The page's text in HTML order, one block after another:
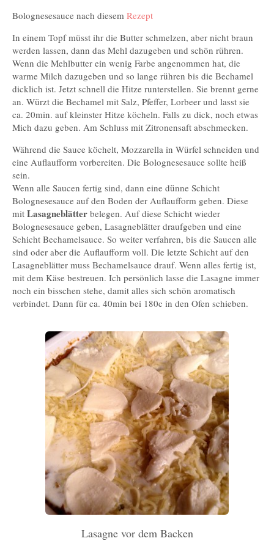
Bolognesesauce nach diesem Rezept
In einem Topf müsst ihr die Butter schmelzen, aber nicht braun
werden lassen, dann das Mehl dazugeben und schön rühren.
Wenn die Mehlbutter ein wenig Farbe angenommen hat, die
warme Milch dazugeben und so lange rühren bis die Bechamel
dicklich ist. Jetzt schnell die Hitze runterstellen. Sie brennt gerne
an. Würzt die Bechamel mit Salz, Pfeffer, Lorbeer und lasst sie
ca. 20min. auf kleinster Hitze köcheln. Falls zu dick, noch etwas
Mich dazu geben. Am Schluss mit Zitronensaft abschmecken.
Während die Sauce köchelt, Mozzarella in Würfel schneiden und
eine Auflaufform vorbereiten. Die Bolognesesauce sollte heiß
sein.
Wenn alle Saucen fertig sind, dann eine dünne Schicht
Bolognesesauce auf den Boden der Auflaufform geben. Diese
mit Lasagneblätter belegen. Auf diese Schicht wieder
Bolognesesauce geben, Lasagneblätter draufgeben und eine
Schicht Bechamelsauce. So weiter verfahren, bis die Saucen alle
sind oder aber die Auflaufform voll. Die letzte Schicht auf den
Lasagneblätter muss Bechamelsauce drauf. Wenn alles fertig ist,
mit dem Käse bestreuen. Ich persönlich lasse die Lasagne immer
noch ein bisschen stehe, damit alles sich schön aromatisch
verbindet. Dann für ca. 40min bei 180c in den Ofen schieben.
Lasagne vor dem Backen